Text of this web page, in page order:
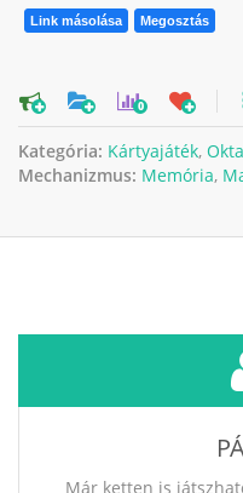
Link másolása Megosztás
0
Kategória: Kártyajáték,
Mechanizmus: Memória,
Már ketten is